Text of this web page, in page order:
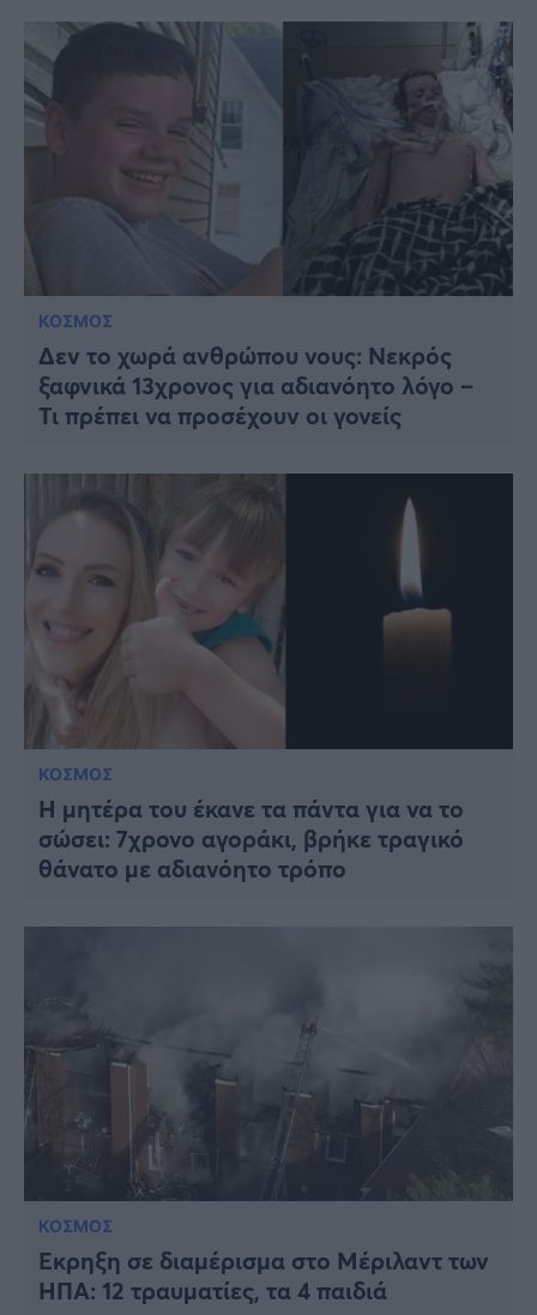
ΚΟΣΜΟΣ
Δεν το χωρά ανθρώπου νους: Νεκρός
ξαφνικά 13χρονος για αδιανόητο λόγο –
Τι πρέπει να προσέχουν οι γονείς
ΚΟΣΜΟΣ
Η μητέρα του έκανε τα πάντα για να το
σώσει: 7χρονο αγοράκι, βρήκε τραγικό
θάνατο με αδιανόητο τρόπο
ΚΟΣΜΟΣ
Έκρηξη σε διαμέρισμα στο Μέριλαντ των
ΗΠΑ: 12 τραυματίες, τα 4 παιδιά